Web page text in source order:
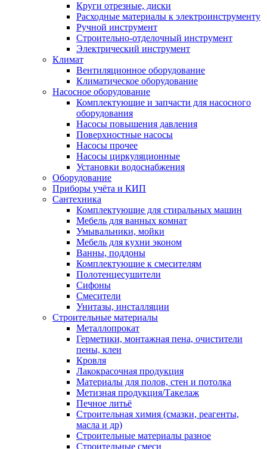
Круги отрезные, диски
Расходные материалы к электроинструменту
Ручной инструмент
Строительно-отделочный инструмент
Электрический инструмент
Климат
Вентиляционное оборудование
Климатическое оборудование
Насосное оборудование
Комплектующие и запчасти для насосного
оборудования
Насосы повышения давления
Поверхностные насосы
Насосы прочее
Насосы циркуляционные
Установки водоснабжения
Оборудование
Приборы учёта и КИП
Сантехника
Комплектующие для стиральных машин
Мебель для ванных комнат
Умывальники, мойки
Мебель для кухни эконом
Ванны, поддоны
Комплектующие к смесителям
Полотенцесушители
Сифоны
Смесители
Унитазы, инсталляции
Строительные материалы
Металлопрокат
Герметики, монтажная пена, очистители
пены, клеи
Кровля
Лакокрасочная продукция
Материалы для полов, стен и потолка
Метизная продукция/Такелаж
Печное литьё
Строительная химия (смазки, реагенты,
масла и др)
Строительные материалы разное
Строительные смеси